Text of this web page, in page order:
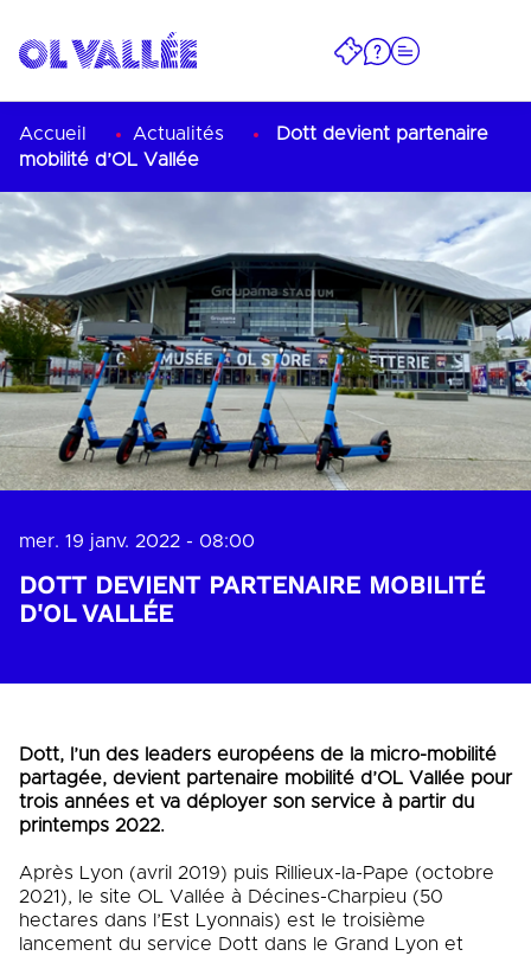
Accueil Actualités
Dott devient partenaire
mobilité d’OL Vallée
mer. 19 janv. 2022 - 08:00
DOTT DEVIENT PARTENAIRE MOBILITÉ
D'OL VALLÉE
Dott, l’un des leaders européens de la micro-mobilité
partagée, devient partenaire mobilité d’OL Vallée pour
trois années et va déployer son service à partir du
printemps 2022.
Après Lyon (avril 2019) puis Rillieux-la-Pape (octobre
2021), le site OL Vallée à Décines-Charpieu (50
hectares dans l’Est Lyonnais) est le troisième
lancement du service Dott dans le Grand Lyon et